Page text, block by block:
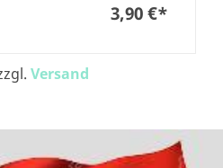
3,90 €*
Versand